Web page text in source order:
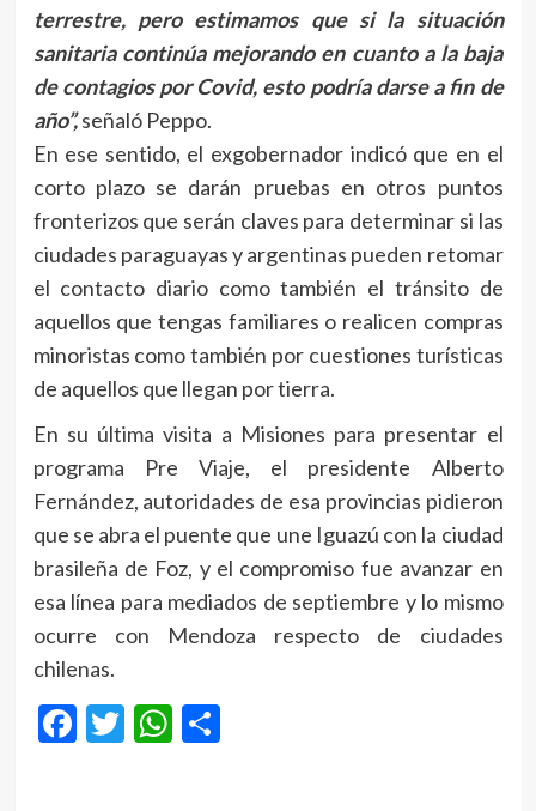
terrestre, pero estimamos que si la situación
sanitaria continúa mejorando en cuanto a la baja
de contagios por Covid, esto podría darse a fin de
año”, señaló Peppo.
En ese sentido, el exgobernador indicó que en el
corto plazo se darán pruebas en otros puntos
fronterizos que serán claves para determinar si las
ciudades paraguayas y argentinas pueden retomar
el contacto diario como también el tránsito de
aquellos que tengas familiares o realicen compras
minoristas como también por cuestiones turísticas
de aquellos que llegan por tierra.
En su última visita a Misiones para presentar el
programa Pre Viaje, el presidente Alberto
Fernández, autoridades de esa provincias pidieron
que se abra el puente que une Iguazú con la ciudad
brasileña de Foz, y el compromiso fue avanzar en
esa línea para mediados de septiembre y lo mismo
ocurre con Mendoza respecto de ciudades
chilenas.
Facebook
Twitter
WhatsApp
Compartir